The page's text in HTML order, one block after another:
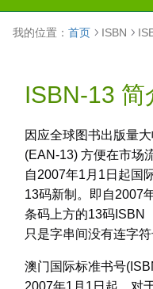
我的位置： 首页 ISBN
ISBN-13 简
因应全球图书出版量
(EAN-13) 方便在市场
自2007年1月1日起国
13码新制。即自2007
条码上方的13码ISBN
只是字串间没有连字符
澳门国际标准书号
2007年1月1日起，对